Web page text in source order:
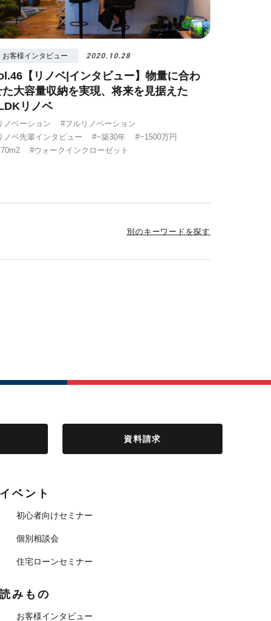
お客様インタビュー 2020.10.28
【リノベ|インタビュー】物量に合わ
た大容量収納を実現、将来を見据えた
リノベ
ノベーション
#フルリノベーション
ノベ先輩インタビュー
#~築30年
#~1500万円
#ウォークインクローゼット
別のキーワードを探す
資料請求
イベント
初心者向けセミナー
個別相談会
住宅ローンセミナー
読みもの
お客様インタビュー